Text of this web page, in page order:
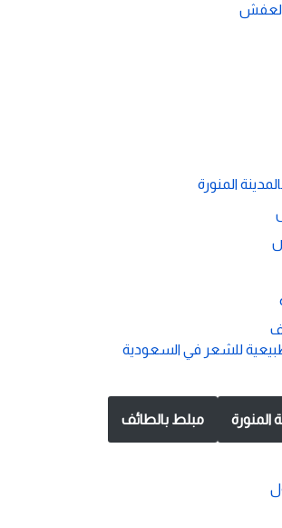
العفش
المنورة
للشعر في السعودية
المنورة مبلط بالطائف